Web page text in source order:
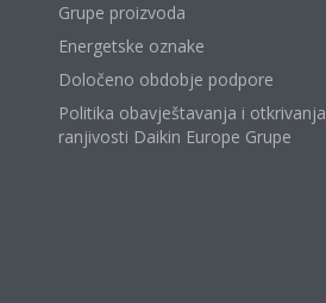
Grupe proizvoda
Energetske oznake
Določeno obdobje podpore
Politika obavještavanja i otkrivanja
ranjivosti Daikin Europe Grupe